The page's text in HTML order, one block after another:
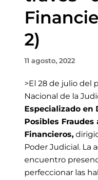
2)
11 agosto, 2022
>El 28 de julio del
Nacional de la
Especializado en
Posibles Fraudes
Financieros,
Poder Judicial . La
encuentro
perfeccionar las